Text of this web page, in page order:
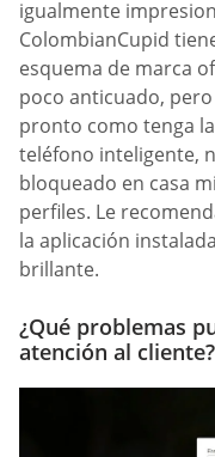
igualmente
ColombianCupid
esquema de marca
poco anticuado,
pronto como tenga
teléfono inteligente,
bloqueado en casa
perfiles. Le
la aplicación
brillante.
¿Qué problemas
atención al cliente?